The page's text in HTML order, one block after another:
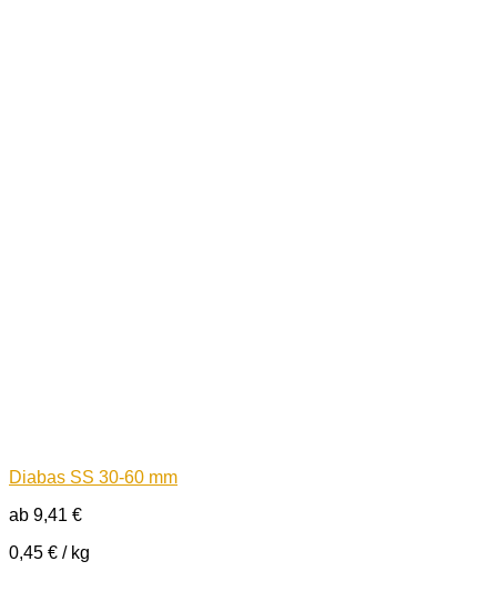
Diabas SS 30-60 mm
ab 9,41 €
0,45 € / kg